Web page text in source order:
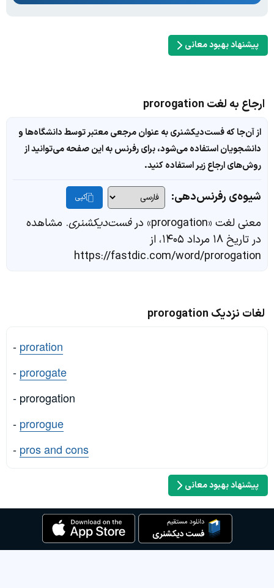
پیشنهاد بهبود معانی
ارجاع به لغت prorogation
از آن‌جا که فست‌دیکشنری به عنوان مرجعی معتبر توسط دانشگاه‌ها و
دانشجویان استفاده می‌شود، برای رفرنس به این صفحه می‌توانید از
روش‌های ارجاع زیر استفاده کنید.
شیوه‌ی رفرنس‌دهی: کپی
معنی لغت «prorogation» در فست‌دیکشنری. مشاهده
در تاریخ ۱۸ مرداد ۱۴۰۵، از
https://fastdic.com/word/prorogation
لغات نزدیک prorogation
- proration
- prorogate
- prorogation
- prorogue
- pros and cons
پیشنهاد بهبود معانی